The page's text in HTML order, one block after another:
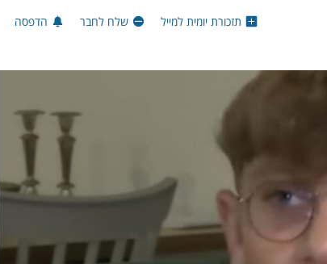
תזכורת יומית למייל שלח לחבר הדפסה